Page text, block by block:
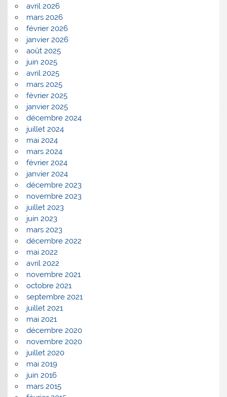
avril 2026
mars 2026
février 2026
janvier 2026
août 2025
juin 2025
avril 2025
mars 2025
février 2025
janvier 2025
décembre 2024
juillet 2024
mai 2024
mars 2024
février 2024
janvier 2024
décembre 2023
novembre 2023
juillet 2023
juin 2023
mars 2023
décembre 2022
mai 2022
avril 2022
novembre 2021
octobre 2021
septembre 2021
juillet 2021
mai 2021
décembre 2020
novembre 2020
juillet 2020
mai 2019
juin 2016
mars 2015